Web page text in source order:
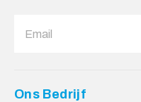
Ons Bedrijf